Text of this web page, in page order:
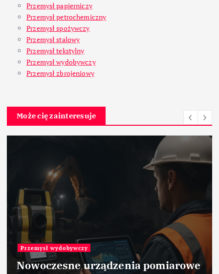
Przemysł papierniczy
Przemysł petrochemiczny
Przemysł spożywczy
Przemysł stalowy
Przemysł tekstylny
Przemysł wydobywczy
Przemysł zbrojeniowy
Może cię zainteresuje
Przemysł wydobywczy
Nowoczesne urządzenia pomiarowe